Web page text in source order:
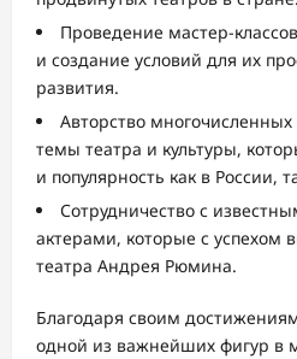
Проведение мастер-
и создание условий для их
развития.
Авторство
темы театра и культуры,
и популярность как в России,
Сотрудничество с
актерами, которые с успехом
театра Андрея Рюмина.
Благодаря своим
одной из важнейших фигур в